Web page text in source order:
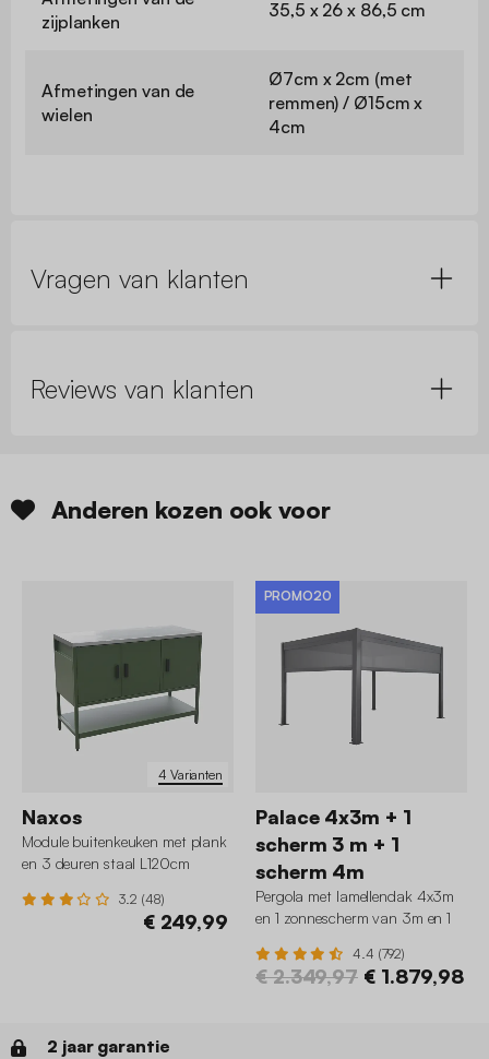
zijplanken
35,5 x 26 x 86,5 cm
Afmetingen van de
wielen
Ø7cm x 2cm (met
remmen) / Ø15cm x
4cm
Vragen van klanten
Reviews van klanten
Anderen kozen ook voor
4 Varianten
Naxos
Module buitenkeuken met plank
en 3 deuren staal L120cm
3.2 (48)
€ 249,99
PROMO20
Palace 4x3m + 1
scherm 3 m + 1
scherm 4m
Pergola met lamellendak 4x3m
en 1 zonnescherm van 3m en 1
4.4 (792)
€ 2.349,97 € 1.879,98
2 jaar garantie